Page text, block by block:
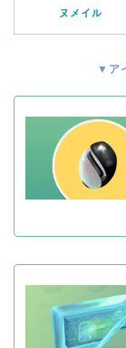
ヌメイル
▼ア